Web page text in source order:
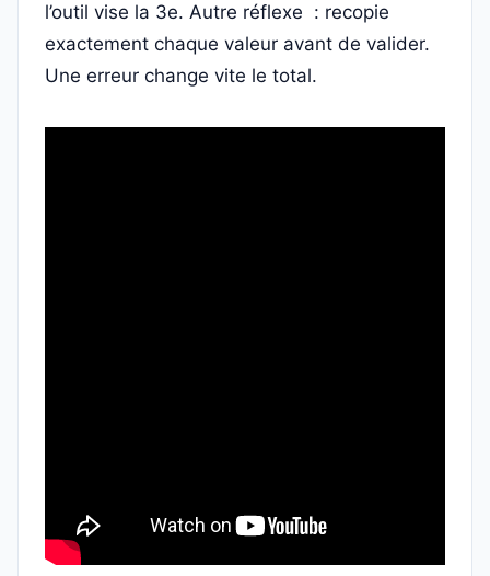
l’outil vise la 3e. Autre réflexe : recopie
exactement chaque valeur avant de valider.
Une erreur change vite le total.